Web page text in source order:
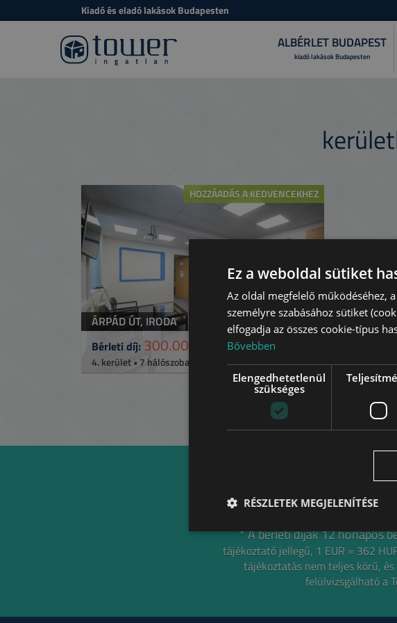
Kiadó és eladó lakások Budapesten
ALBÉRLET BUDAPEST
kiadó lakások Budapesten
HOZZÁADÁS A KEDVENCEKHEZ
ÁRPÁD ÚT, IRODA
Bérleti díj: 300.000 HUF(€830)
4. kerület • 7 hálószoba • 213 m Ref:418698
* A bérleti díjak 12 hónapos
tájékoztató jellegű, 1 EUR = 362
tájékoztatás nem teljes körű,
felülvizsgálható a
Ez a weboldal sütiket
Az oldal megfelelő működéséhez,
személyre szabásához sütiket
elfogadja az összes cookie-típus
Bővebben
Elengedhetetlenül
szükséges
RÉSZLETEK MEGJELENÍTÉSE